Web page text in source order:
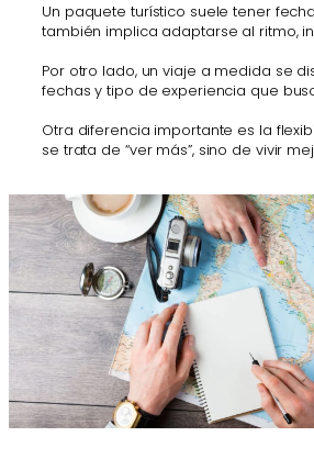
Un paquete turístico suele tener
también implica adaptarse al ritmo,
Por otro lado, un viaje a medida se
fechas y tipo de experiencia que
Otra diferencia importante es la
se trata de “ver más”, sino de vivir